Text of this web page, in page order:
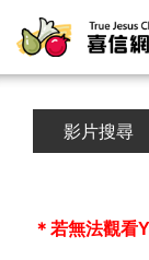
影片搜尋
＊若無法觀看